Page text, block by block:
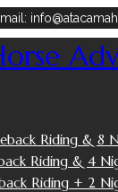
Riding & 8
Riding & 4
Riding + 2